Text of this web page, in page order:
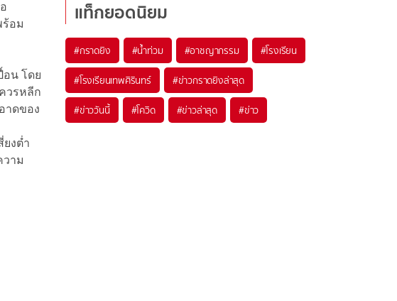
อม
น โดย
วรหลีก
าดของ
งต่ำ
วาม
แท็กยอดนิยม
#กราดยิง #น้ำท่วม #อาชญากรรม #โรงเรียน
#โรงเรียนเทพศิรินทร์ #ข่าวกราดยิงล่าสุด
#ข่าววันนี้ #โควิด #ข่าวล่าสุด #ข่าว